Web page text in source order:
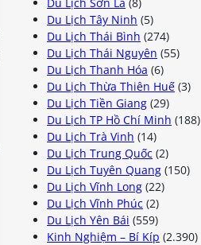
Du Lịch Tây Ninh (5)
Du Lịch Thái Bình (274)
Du Lịch Thái Nguyên (55)
Du Lịch Thanh Hóa (6)
Du Lịch Thừa Thiên Huế (3)
Du Lịch Tiền Giang (29)
Du Lịch TP Hồ Chí Minh (188)
Du Lịch Trà Vinh (14)
Du Lịch Trung Quốc (2)
Du Lịch Tuyên Quang (150)
Du Lịch Vĩnh Long (22)
Du Lịch Vĩnh Phúc (2)
Du Lịch Yên Bái (559)
Kinh Nghiệm – Bí Kíp (2.390)